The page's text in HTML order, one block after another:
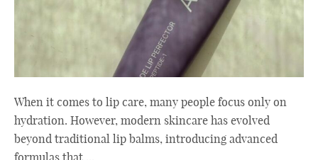
When it comes to lip care, many people focus only on
hydration. However, modern skincare has evolved
beyond traditional lip balms, introducing advanced